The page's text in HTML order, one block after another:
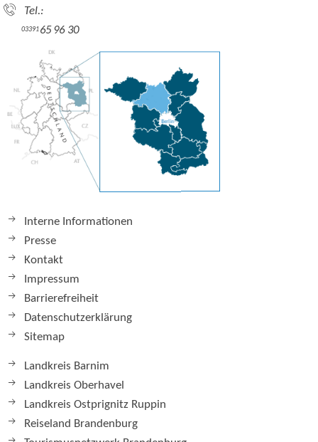
Tel.:
0339165 96 30
Interne Informationen
Presse
Kontakt
Impressum
Barrierefreiheit
Datenschutzerklärung
Sitemap
Landkreis Barnim
Landkreis Oberhavel
Landkreis Ostprignitz Ruppin
Reiseland Brandenburg